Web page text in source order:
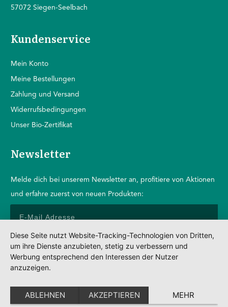
57072 Siegen-Seelbach
Kundenservice
Mein Konto
Meine Bestellungen
Zahlung und Versand
Widerrufsbedingungen
Unser Bio-Zertifikat
Newsletter
Melde dich bei unserem Newsletter an, profitiere von Aktionen
und erfahre zuerst von neuen Produkten:
Anmelden
Datenschutz
AGBs
Diese Seite nutzt Website-Tracking-Technologien von Dritten,
um ihre Dienste anzubieten, stetig zu verbessern und
Werbung entsprechend den Interessen der Nutzer
anzuzeigen.
ABLEHNEN AKZEPTIEREN MEHR